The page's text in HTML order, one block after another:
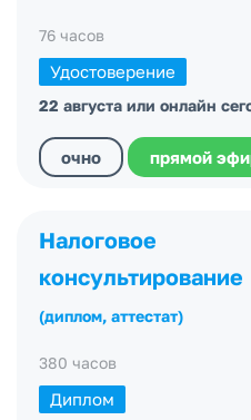
76 часов
Удостоверение
22 августа или онлайн
очно прямой
Налоговое
консультирование
(диплом, аттестат)
380 часов
Диплом